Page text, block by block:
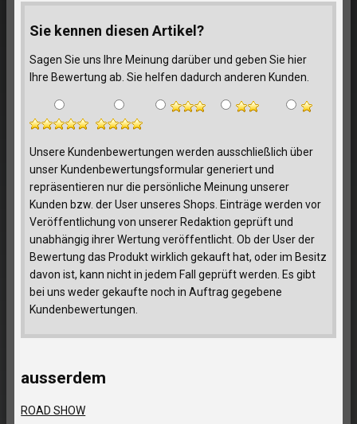
Sie kennen diesen Artikel?
Sagen Sie uns Ihre Meinung darüber und geben Sie hier
Ihre Bewertung ab. Sie helfen dadurch anderen Kunden.
Unsere Kundenbewertungen werden ausschließlich über
unser Kundenbewertungsformular generiert und
repräsentieren nur die persönliche Meinung unserer
Kunden bzw. der User unseres Shops. Einträge werden vor
Veröffentlichung von unserer Redaktion geprüft und
unabhängig ihrer Wertung veröffentlicht. Ob der User der
Bewertung das Produkt wirklich gekauft hat, oder im Besitz
davon ist, kann nicht in jedem Fall geprüft werden. Es gibt
bei uns weder gekaufte noch in Auftrag gegebene
Kundenbewertungen.
ausserdem
ROAD SHOW